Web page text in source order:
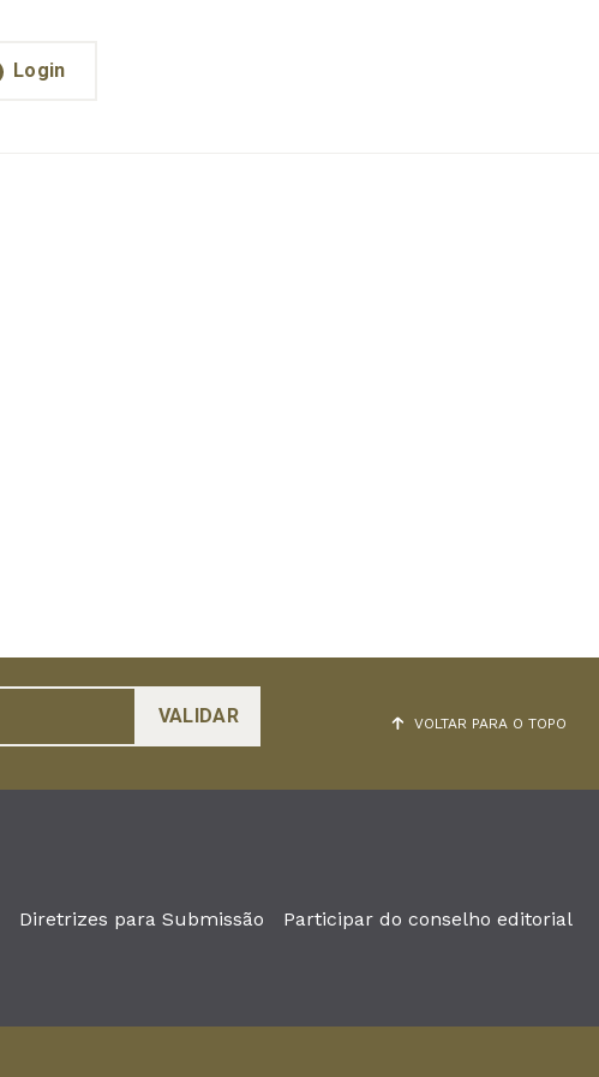
Login
VOLTAR PARA O TOPO
Diretrizes para Submissão Participar do conselho editorial